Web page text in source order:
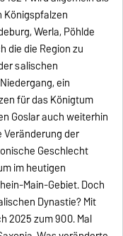
Werla, Pöhlde
die die Region zu
salischen
ein
für das Königtum
Goslar auch weiterhin
Veränderung der
Geschlecht
im heutigen
Main-Gebiet. Doch
Dynastie? Mit
2025 zum 900. Mal